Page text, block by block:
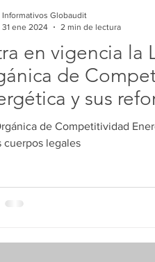
Externa Capacitación
en vigencia la
de
y sus
cuerpos
de Competitividad
cuerpos legales
Informativos Globaudit
31 ene 2024
2 min de lectura